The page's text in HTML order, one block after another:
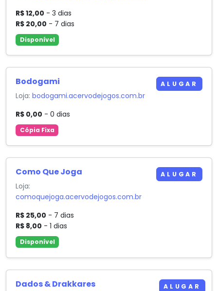
R$ 12,00 - 3 dias
R$ 20,00 - 7 dias
Disponível
Bodogami
Loja:bodogami.acervodejogos.com.br
R$ 0,00 - 0 dias
Cópia Fixa
ALUGAR
Como Que Joga
Loja:
comoquejoga.acervodejogos.com.br
R$ 25,00 - 7 dias
R$ 8,00 - 1 dias
Disponível
ALUGAR
Dados & Drakkares ALUGAR